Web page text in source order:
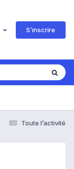
S’inscrire
Toute l’activité